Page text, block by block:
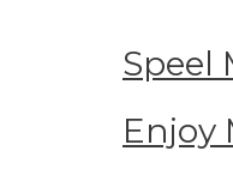
Speel
Enjoy